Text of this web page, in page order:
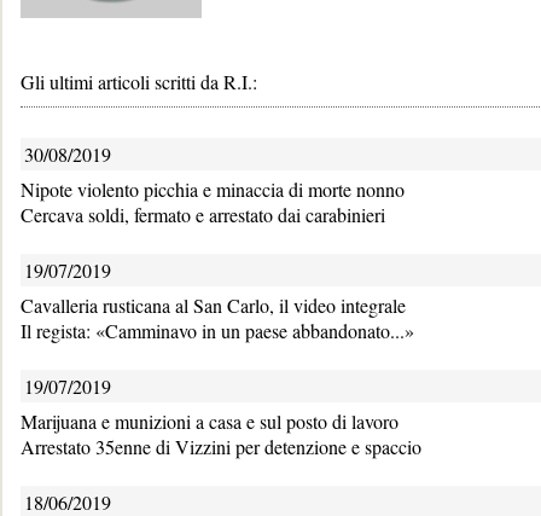
Gli ultimi articoli scritti da R.I.:
30/08/2019
Nipote violento picchia e minaccia di morte nonno
Cercava soldi, fermato e arrestato dai carabinieri
19/07/2019
Cavalleria rusticana al San Carlo, il video integrale
Il regista: «Camminavo in un paese abbandonato...»
19/07/2019
Marijuana e munizioni a casa e sul posto di lavoro
Arrestato 35enne di Vizzini per detenzione e spaccio
18/06/2019